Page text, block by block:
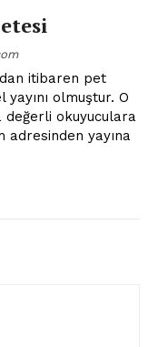
itibaren pet
olmuştur. O
okuyuculara
adresinden yayına